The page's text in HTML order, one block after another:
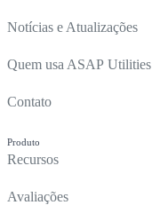
Notícias e Atualizações
Quem usa ASAP Utilities
Contato
Produto
Recursos
Avaliações